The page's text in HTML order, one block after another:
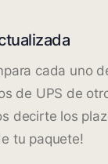
cada uno
de UPS de
decirte los
tu paquete!